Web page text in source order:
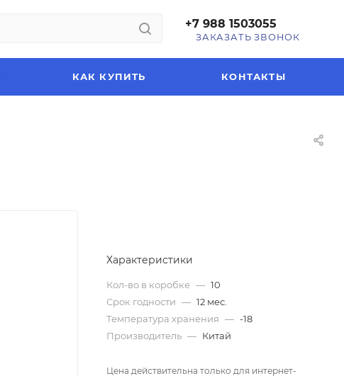
+7 988 1503055
ЗАКАЗАТЬ ЗВОНОК
КАК КУПИТЬ КОНТАКТЫ
Характеристики
Кол-во в коробке — 10
Срок годности — 12 мес.
Температура хранения — -18
Производитель — Китай
Цена действительна только для интернет-